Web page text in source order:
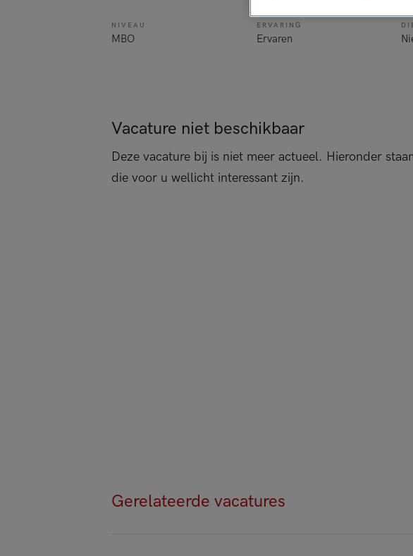
NIVEAU
MBO
ERVARING
Ervaren
Vacature niet beschikbaar
Deze vacature bij is niet meer actueel. Hieronder
die voor u wellicht interessant zijn.
Gerelateerde vacatures